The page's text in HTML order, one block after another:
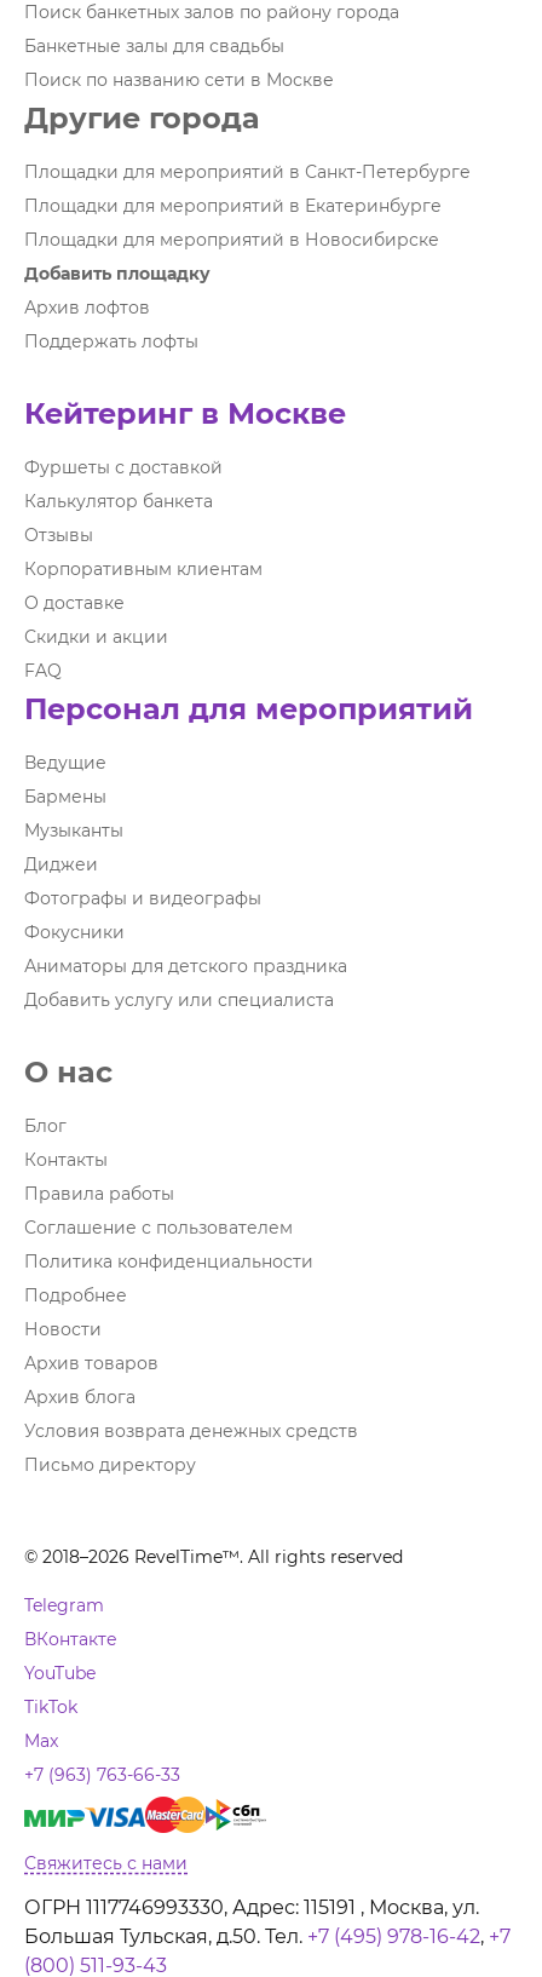
Поиск банкетных залов по району города
Банкетные залы для свадьбы
Поиск по названию сети в Москве
Другие города
Площадки для мероприятий в Санкт-Петербурге
Площадки для мероприятий в Екатеринбурге
Площадки для мероприятий в Новосибирске
Добавить площадку
Архив лофтов
Поддержать лофты
Кейтеринг в Москве
Фуршеты с доставкой
Калькулятор банкета
Отзывы
Корпоративным клиентам
О доставке
Скидки и акции
FAQ
Персонал для мероприятий
Ведущие
Бармены
Музыканты
Диджеи
Фотографы и видеографы
Фокусники
Аниматоры для детского праздника
Добавить услугу или специалиста
О нас
Блог
Контакты
Правила работы
Соглашение с пользователем
Политика конфиденциальности
Подробнее
Новости
Архив товаров
Архив блога
Условия возврата денежных средств
Письмо директору
© 2018–2026 RevelTime™. All rights reserved
Telegram
ВКонтакте
YouTube
TikTok
Max
+7 (963) 763-66-33
Свяжитесь с нами
ОГРН 1117746993330, Адрес: 115191 , Москва, ул.
Большая Тульская, д.50. Тел. +7 (495) 978-16-42, +7
(800) 511-93-43